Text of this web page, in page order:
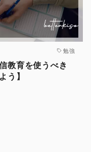
勉強
教育を使うべき
う】